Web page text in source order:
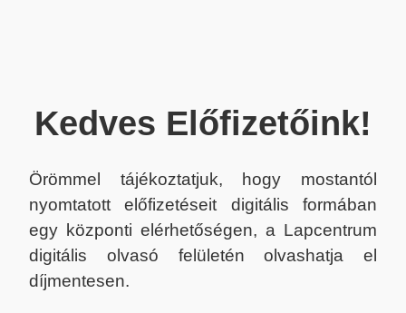
Kedves Előfizetőink!
Örömmel tájékoztatjuk, hogy mostantól
nyomtatott előfizetéseit digitális formában
egy központi elérhetőségen, a Lapcentrum
digitális olvasó felületén olvashatja el
díjmentesen.